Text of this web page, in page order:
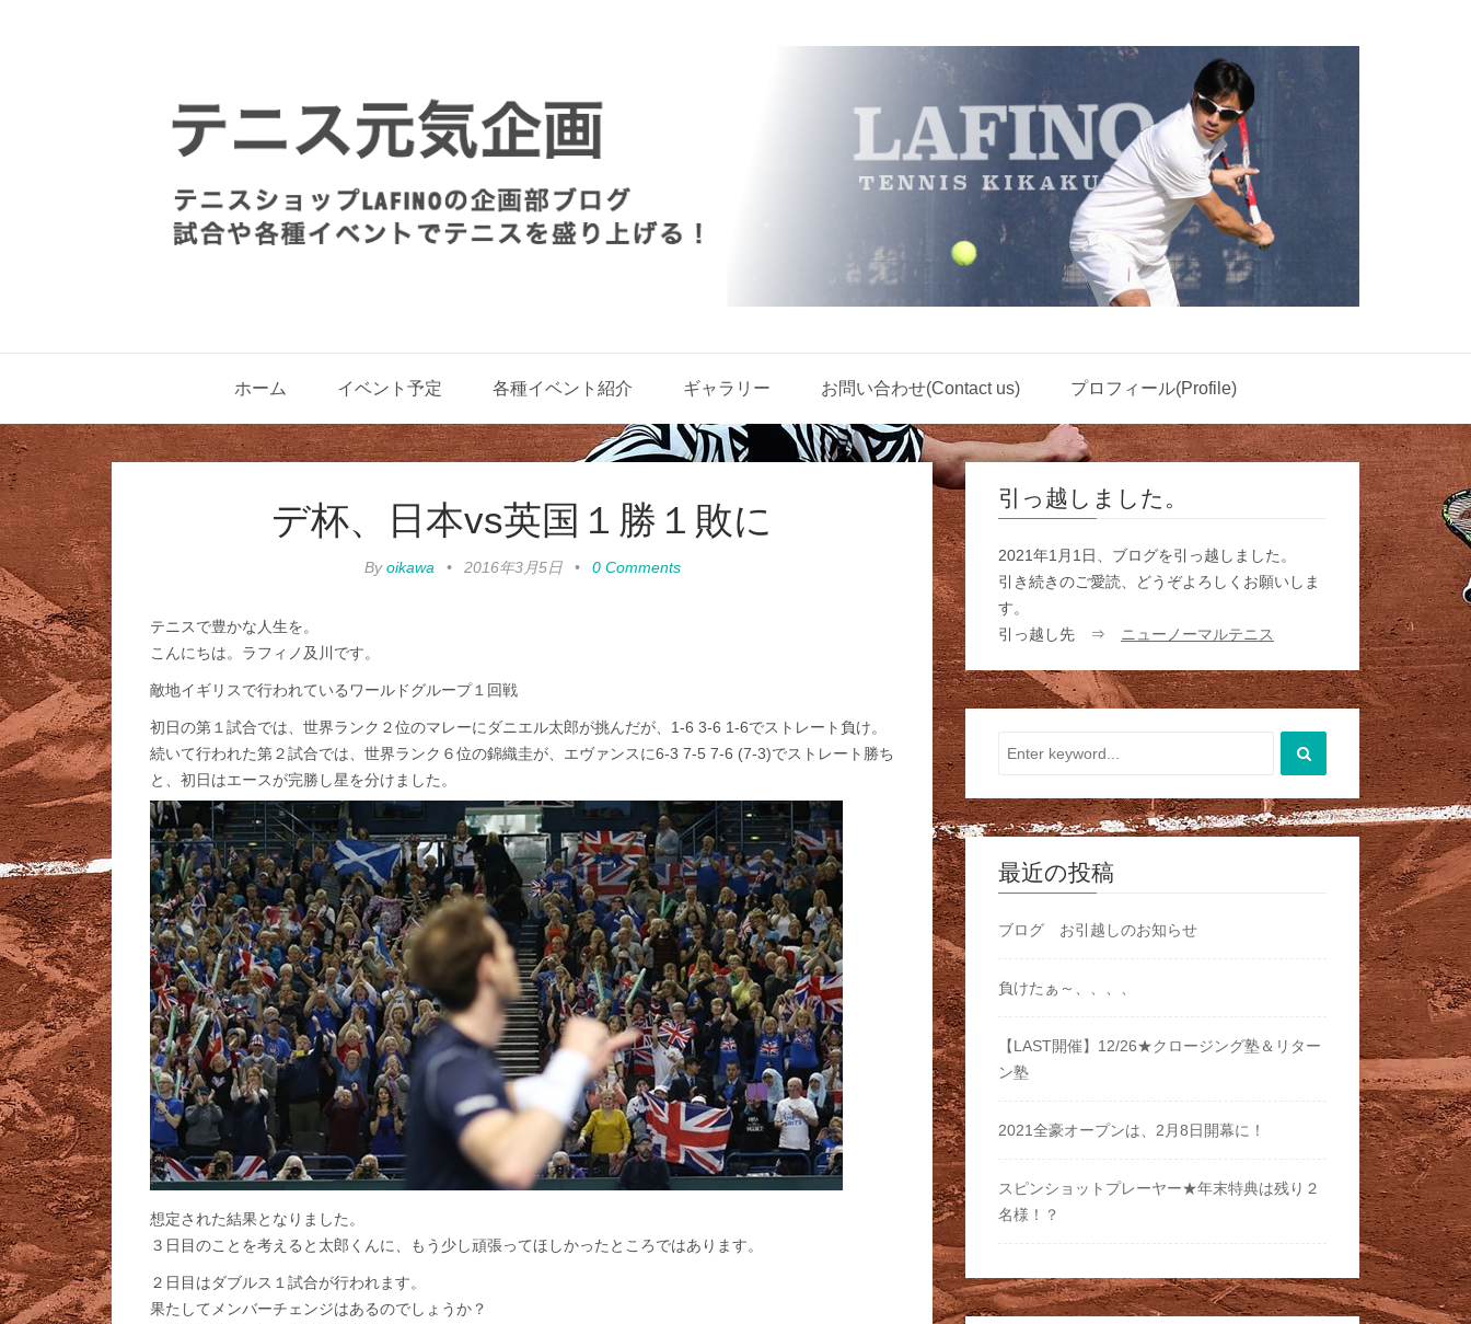
ホーム イベント予定 各種イベント紹介 ギャラリー お問い合わせ(Contact us) プロフィール(Profile)
デ杯、日本vs英国１勝１敗に
Byoikawa • 2016年3月5日 • 0 Comments
テニスで豊かな人生を。
こんにちは。ラフィノ及川です。
敵地イギリスで行われているワールドグループ１回戦
初日の第１試合では、世界ランク２位のマレーにダニエル太郎が挑んだが、1-6 3-6 1-6でストレート負け。
続いて行われた第２試合では、世界ランク６位の錦織圭が、エヴァンスに6-3 7-5 7-6 (7-3)でストレート勝ち
と、初日はエースが完勝し星を分けました。
想定された結果となりました。
３日目のことを考えると太郎くんに、もう少し頑張ってほしかったところではあります。
２日目はダブルス１試合が行われます。
果たしてメンバーチェンジはあるのでしょうか？
引っ越しました。
2021年1月1日、ブログを引っ越しました。
引き続きのご愛読、どうぞよろしくお願いしま
す。
引っ越し先 ⇒
ニューノーマルテニス
最近の投稿
ブログ お引越しのお知らせ
負けたぁ～、、、、
【LAST開催】12/26★クロージング塾＆リター
ン塾
2021全豪オープンは、2月8日開幕に！
スピンショットプレーヤー★年末特典は残り２
名様！？